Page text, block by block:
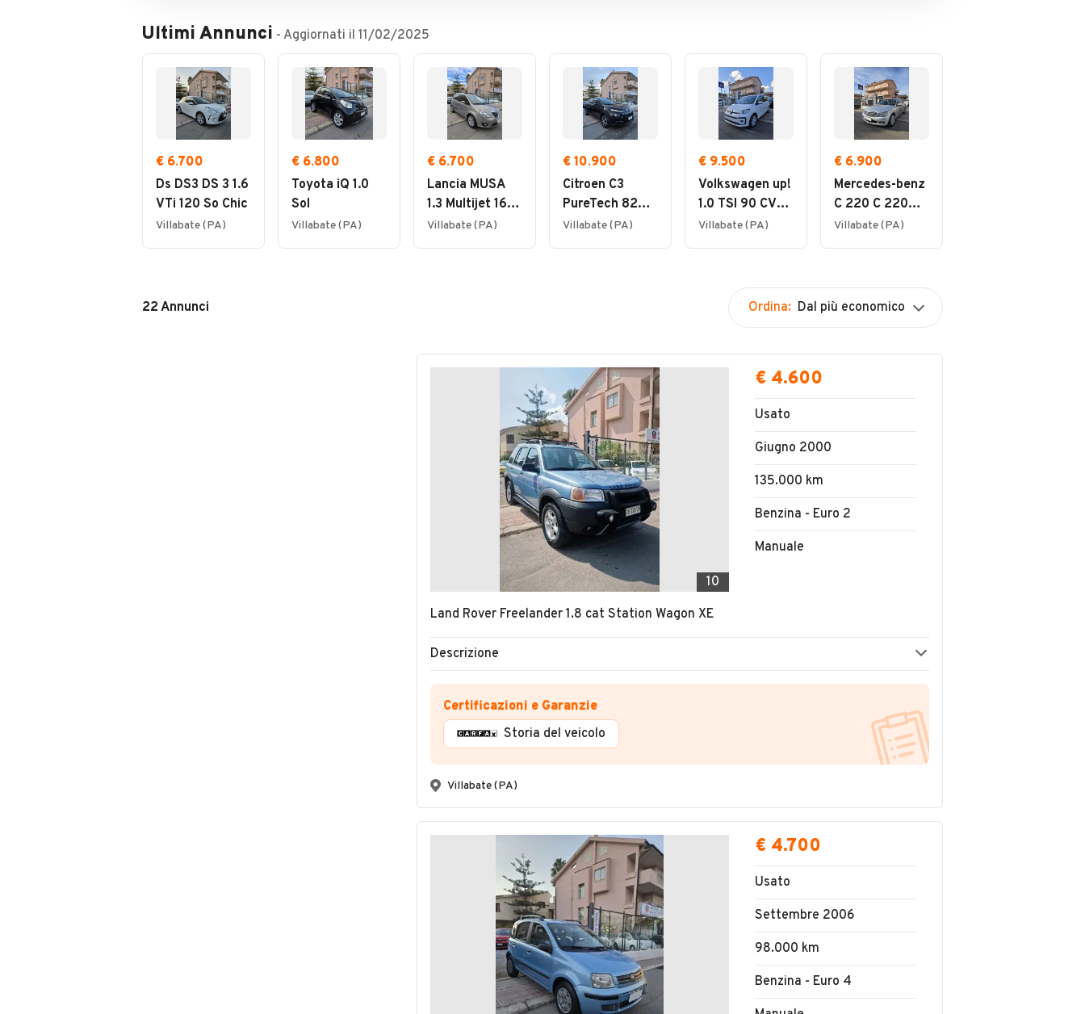
Ultimi Annunci - Aggiornati il 11/02/2025
€ 6.700
Ds DS3 DS 3 1.6
VTi 120 So Chic
Villabate (PA)
€ 6.800
Toyota iQ 1.0
Sol
Villabate (PA)
€ 6.700
Lancia MUSA
1.3 Multijet 16V
90 CV Platino
Villabate (PA)
€ 10.900
Citroen C3
PureTech 82
Feel
Villabate (PA)
€ 9.500
Volkswagen up!
1.0 TSI 90 CV
5p. high up!
Villabate (PA)
€ 6.900
Mercedes-benz
C 220 C 220
CDI cat
Villabate (PA)
22 Annunci Ordina: Dal più economico
10
Land Rover Freelander 1.8 cat Station Wagon XE
€ 4.600
Usato
Giugno 2000
135.000 km
Benzina - Euro 2
Manuale
Descrizione
Certificazioni e Garanzie
Storia del veicolo
Villabate (PA)
€ 4.700
Usato
Settembre 2006
98.000 km
Benzina - Euro 4